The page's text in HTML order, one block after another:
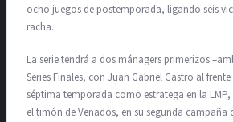
ocho juegos de postemporada, ligando seis
racha.
La serie tendrá a dos mánagers primerizos
Series Finales, con Juan Gabriel Castro al frente
séptima temporada como estratega en la LMP,
el timón de Venados, en su segunda campaña